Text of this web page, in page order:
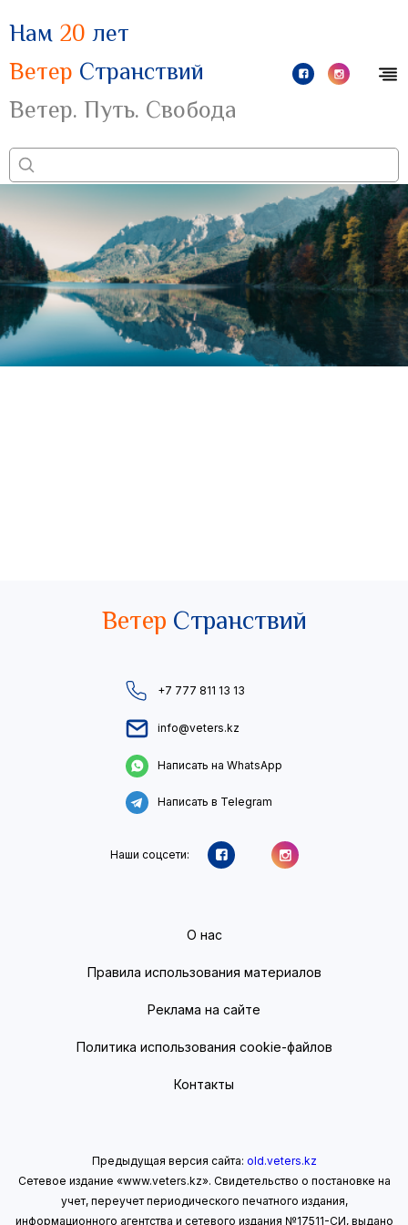
Нам 20 лет
Ветер Странствий
Ветер. Путь. Свобода
Ветер Странствий
+7 777 811 13 13
info@veters.kz
Написать на WhatsApp
Написать в Telegram
Наши соцсети:
О нас
Правила использования материалов
Реклама на сайте
Политика использования cookie-файлов
Контакты
Предыдущая версия сайта: old.veters.kz
Сетевое издание «www.veters.kz». Свидетельство о постановке на
учет, переучет периодического печатного издания,
информационного агентства и сетевого издания №17511-СИ, выдано